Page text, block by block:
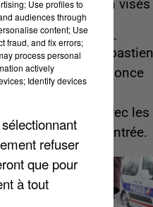
Glucksmann visés
par des
ingérences...
Sollicité, Sébastien
Lecornu annonce
commun" avec les
partis à la rentrée.
Use profiles to
audiences through
content; Use
fraud, and fix errors;
process personal
actively
Identify devices
refuser
que pour
à tout